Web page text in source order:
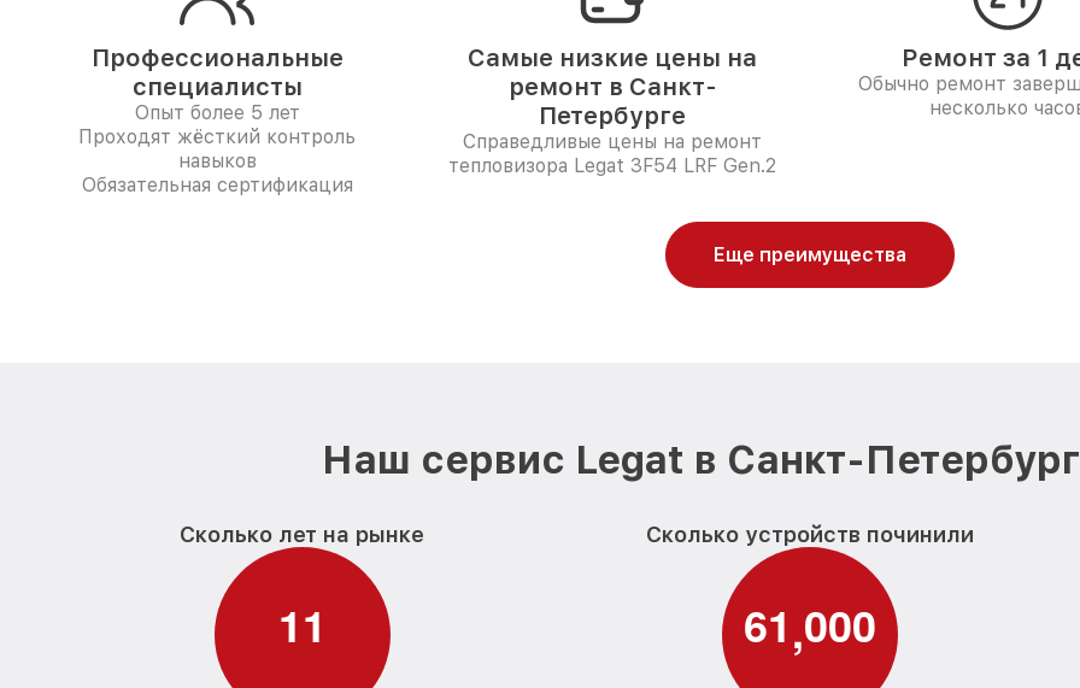
Профессиональные
специалисты
Опыт более 5 лет
Проходят жёсткий контроль
навыков
Обязательная сертификация
Самые низкие цены на
ремонт в Санкт-
Петербурге
Справедливые цены на ремонт
тепловизора Legat 3F54 LRF Gen.2
Ремонт за 1
Обычно ремонт
несколько
Еще преимущества
Наш сервис Legat в Санкт-
Сколько лет на рынке
11
Сколько устройств починили
61,000